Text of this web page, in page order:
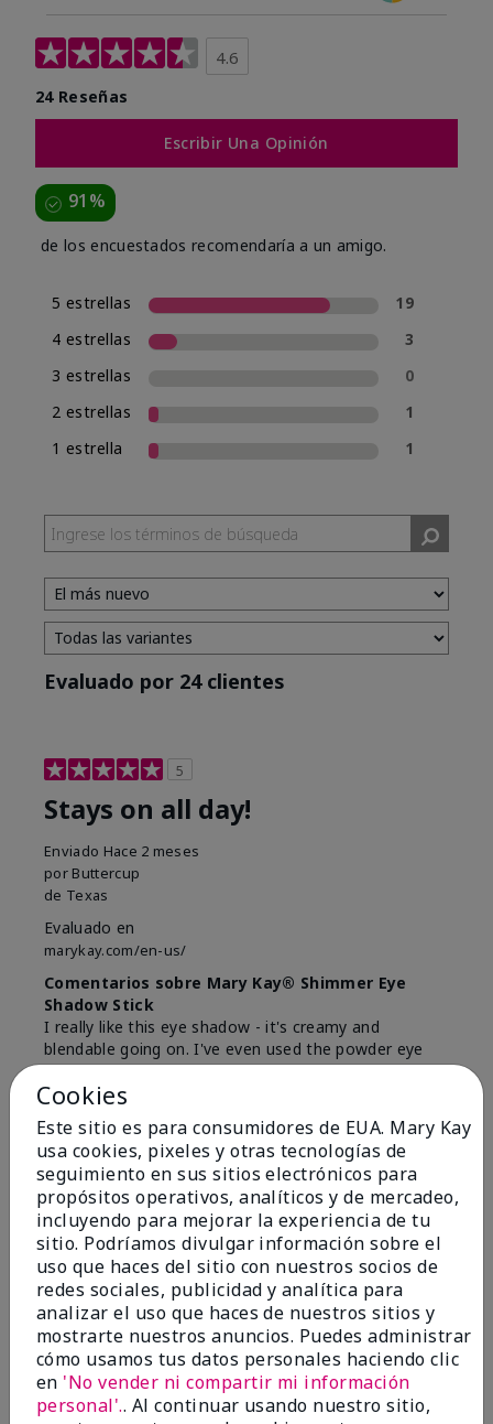
4.6
24 Reseñas
Escribir Una Opinión
91%
de los encuestados recomendaría a un amigo.
5 estrellas
19
4 estrellas
3
3 estrellas
0
2 estrellas
1
1 estrella
1
Evaluado por 24 clientes
5
Stays on all day!
Enviado Hace 2 meses
por Buttercup
de Texas
Evaluado en
marykay.com/en-us/
Comentarios sobre Mary Kay® Shimmer Eye
Shadow Stick
I really like this eye shadow - it's creamy and
blendable going on. I've even used the powder eye
colors on top. It literally stays on all day.
Mostrar Traducción
ConclusiónSí, recomendaría a un amigo
¿Le ha resultado útil esta
opinión?
0 0
Marcar esta opinión
5
Cookies
Este sitio es para consumidores de EUA. Mary Kay
usa cookies, pixeles y otras tecnologías de
seguimiento en sus sitios electrónicos para
propósitos operativos, analíticos y de mercadeo,
incluyendo para mejorar la experiencia de tu
sitio. Podríamos divulgar información sobre el
uso que haces del sitio con nuestros socios de
redes sociales, publicidad y analítica para
analizar el uso que haces de nuestros sitios y
mostrarte nuestros anuncios. Puedes administrar
cómo usamos tus datos personales haciendo clic
en 'No vender ni compartir mi información
personal'.. Al continuar usando nuestro sitio,